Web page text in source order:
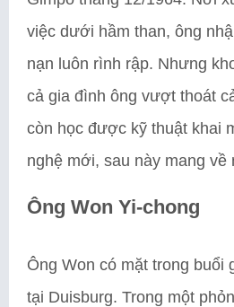
việc dưới hầm than, ông
nạn luôn rình rập. Nhưng
cả gia đình ông vượt thoát
còn học được kỹ thuật khai
nghệ mới, sau này mang về
Ông Won Yi-chong
Ông Won có mặt trong buổi
tại Duisburg. Trong một